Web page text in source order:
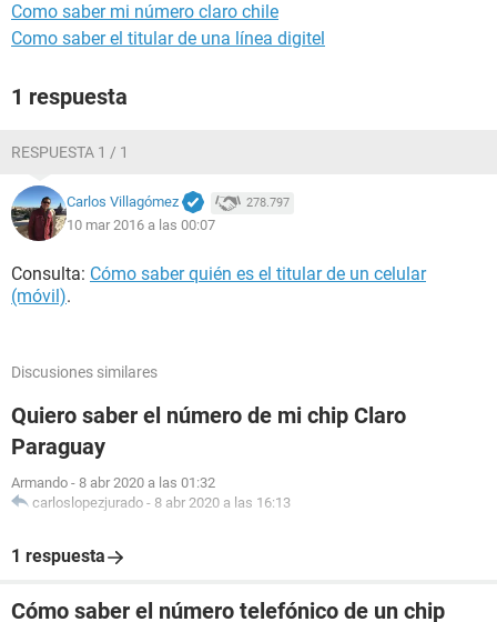
Como saber mi número claro chile
Como saber el titular de una línea digitel
1 respuesta
RESPUESTA 1 / 1
Carlos Villagómez 278.797
10 mar 2016 a las 00:07
Consulta: Cómo saber quién es el titular de un celular
(móvil).
Discusiones similares
Quiero saber el número de mi chip Claro
Paraguay
Armando - 8 abr 2020 a las 01:32
carloslopezjurado - 8 abr 2020 a las 16:13
1 respuesta
Cómo saber el número telefónico de un chip